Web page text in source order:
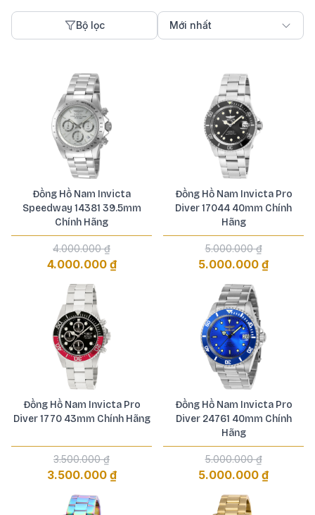
Bộ lọc Mới nhất
Đồng Hồ Nam Invicta
Speedway 14381 39.5mm
Chính Hãng
4.000.000 ₫
4.000.000 ₫
Đồng Hồ Nam Invicta Pro
Diver 17044 40mm Chính
Hãng
5.000.000 ₫
5.000.000 ₫
Đồng Hồ Nam Invicta Pro
Diver 1770 43mm Chính Hãng
3.500.000 ₫
3.500.000 ₫
Đồng Hồ Nam Invicta Pro
Diver 24761 40mm Chính
Hãng
5.000.000 ₫
5.000.000 ₫